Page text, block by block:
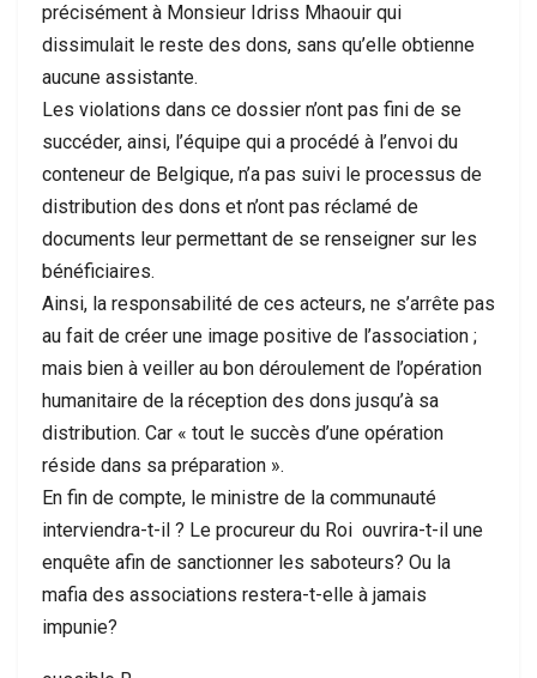
précisément à Monsieur Idriss Mhaouir qui
dissimulait le reste des dons, sans qu’elle obtienne
aucune assistante.
Les violations dans ce dossier n’ont pas fini de se
succéder, ainsi, l’équipe qui a procédé à l’envoi du
conteneur de Belgique, n’a pas suivi le processus de
distribution des dons et n’ont pas réclamé de
documents leur permettant de se renseigner sur les
bénéficiaires.
Ainsi, la responsabilité de ces acteurs, ne s’arrête pas
au fait de créer une image positive de l’association ;
mais bien à veiller au bon déroulement de l’opération
humanitaire de la réception des dons jusqu’à sa
distribution. Car « tout le succès d’une opération
réside dans sa préparation ».
En fin de compte, le ministre de la communauté
interviendra-t-il ? Le procureur du Roi ouvrira-t-il une
enquête afin de sanctionner les saboteurs? Ou la
mafia des associations restera-t-elle à jamais
impunie?